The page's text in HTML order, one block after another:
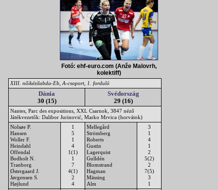
Fotó: ehf-euro.com (Anže Malovrh,
kolektiff)
XIII. nőikézilabda-Eb, A-csoport, 1. forduló
Dánia
30 (15)
Svédország
29 (16)
Nantes, Parc des expositions, XXL Csarnok, 3847 néző
Játékvezetők: Dalibor Jurinović, Marko Mrvica (horvátok)
Nolsøe P.
Hansen
Woller F.
Heindahl
Offendal
Bodholt N.
Tranborg
Østergaard J.
Jørgensen S.
Højlund
1
5
1
4
1(1)
1
7
4(1)
2
4
Mellegård
Strömberg
Roberts
Gustin
Lagerquist
Gulldén
Blomstrand
Hagman
Mässing
Alm
3
1
4
1
2
5(2)
2
7(5)
3
1